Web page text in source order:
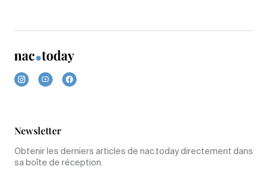
Newsletter
Obtenir les derniers articles de nac.today directement dans
sa boîte de réception.